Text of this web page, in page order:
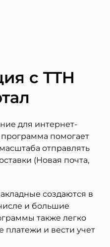
с TTH
для интернет-
помогает
отправлять
(Новая почта,
создаются в
и большие
также легко
платежи и вести учет